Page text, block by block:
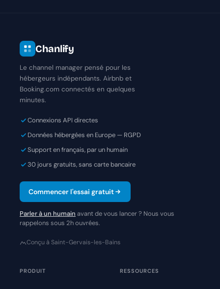
Chanlify
Le channel manager pensé pour les
hébergeurs indépendants. Airbnb et
Booking.com connectés en quelques
minutes.
Connexions API directes
Données hébergées en Europe — RGPD
Support en français, par un humain
30 jours gratuits, sans carte bancaire
Commencer l'essai gratuit
Parler à un humain avant de vous lancer ? Nous vous
rappelons sous 2h ouvrées.
Conçu à Saint-Gervais-les-Bains
PRODUIT RESSOURCES